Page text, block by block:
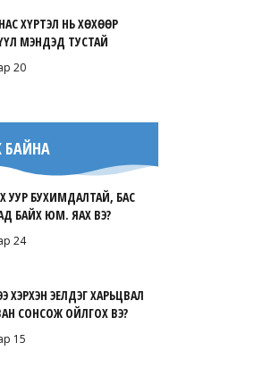
ХҮРТЭЛ НЬ ХӨХӨӨР
МЭНДЭД ТУСТАЙ
20
БАЙНА
УУР БУХИМДАЛТАЙ, БАС
БАЙХ ЮМ. ЯАХ ВЭ?
24
ХЭРХЭН ЭЕЛДЭГ ХАРЬЦВАЛ
СОНСОЖ ОЙЛГОХ ВЭ?
15